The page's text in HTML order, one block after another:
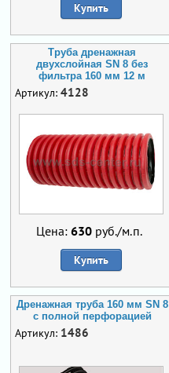
Купить
Труба дренажная
двухслойная SN 8 без
фильтра 160 мм 12 м
Артикул: 4128
Цена: 630 руб./м.п.
Купить
Дренажная труба 160 мм SN 8
с полной перфорацией
Артикул: 1486